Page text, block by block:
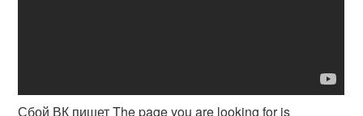
Сбой ВК пишет The page you are looking for is